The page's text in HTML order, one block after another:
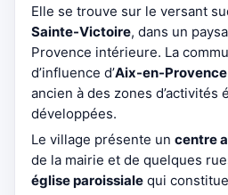
Elle se trouve sur le versant
Sainte-Victoire, dans un
Provence intérieure. La
d’influence d’Aix-en-Provence
ancien à des zones d’activités
développées.
Le village présente un centre
de la mairie et de quelques
église paroissiale qui